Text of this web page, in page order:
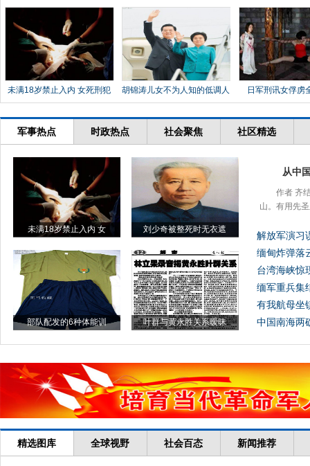
未满18岁禁止入内 女死刑犯 胡锦涛儿女不为人知的低调人 日军刑讯女俘虏